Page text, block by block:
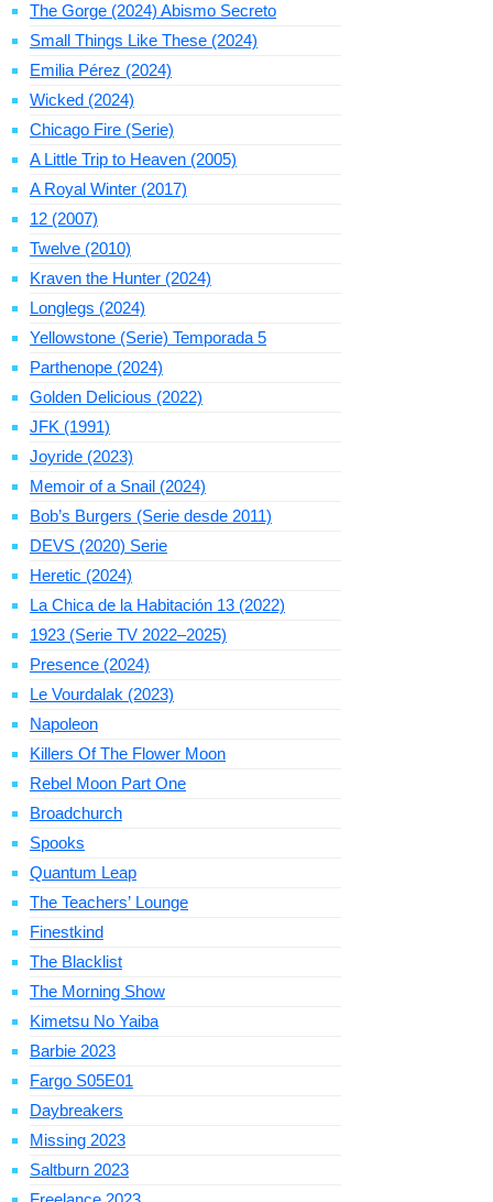
The Gorge (2024) Abismo Secreto
Small Things Like These (2024)
Emilia Pérez (2024)
Wicked (2024)
Chicago Fire (Serie)
A Little Trip to Heaven (2005)
A Royal Winter (2017)
12 (2007)
Twelve (2010)
Kraven the Hunter (2024)
Longlegs (2024)
Yellowstone (Serie) Temporada 5
Parthenope (2024)
Golden Delicious (2022)
JFK (1991)
Joyride (2023)
Memoir of a Snail (2024)
Bob’s Burgers (Serie desde 2011)
DEVS (2020) Serie
Heretic (2024)
La Chica de la Habitación 13 (2022)
1923 (Serie TV 2022–2025)
Presence (2024)
Le Vourdalak (2023)
Napoleon
Killers Of The Flower Moon
Rebel Moon Part One
Broadchurch
Spooks
Quantum Leap
The Teachers’ Lounge
Finestkind
The Blacklist
The Morning Show
Kimetsu No Yaiba
Barbie 2023
Fargo S05E01
Daybreakers
Missing 2023
Saltburn 2023